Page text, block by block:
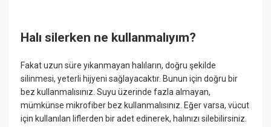
Halı silerken ne kullanmalıyım?
Fakat uzun süre yıkanmayan halıların, doğru şekilde
silinmesi, yeterli hijyeni sağlayacaktır. Bunun için doğru bir
bez kullanmalısınız. Suyu üzerinde fazla almayan,
mümkünse mikrofiber bez kullanmalısınız. Eğer varsa, vücut
için kullanılan liflerden bir adet edinerek, halınızı silebilirsiniz.